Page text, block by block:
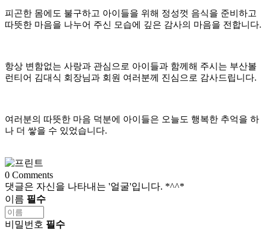
피곤한 몸에도 불구하고 아이들을 위해 정성껏 음식을 준비하고
따뜻한 마음을 나누어 주신 모습에 깊은 감사의 마음을 전합니다.
항상 변함없는 사랑과 관심으로 아이들과 함께해 주시는 부산볼
런티어 김대식 회장님과 회원 여러분께 진심으로 감사드립니다.
여러분의 따뜻한 마음 덕분에 아이들은 오늘도 행복한 추억을 하
나 더 쌓을 수 있었습니다.
0 Comments
댓글은 자신을 나타내는 '얼굴'입니다. *^^*
이름 필수
비밀번호 필수